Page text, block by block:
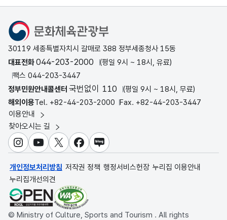
문화체육관광부
30119 세종특별자치시 갈매로 388 정부세종청사 15동
대표전화044-203-2000
(평일 9시 ~ 18시, 유료)
팩스 044-203-3447
정부민원안내콜센터 국번없이 110
(평일 9시 ~ 18시, 무료)
해외이용Tel. +82-44-203-2000 Fax. +82-44-203-3447
이용안내
찾아오시는 길
인스타그램
유튜브X 페이스북
블로그
개인정보처리방침 저작권 정책 행정서비스헌장 누리집 이용안내
누리집개선의견
© Ministry of Culture, Sports and Tourism . All rights